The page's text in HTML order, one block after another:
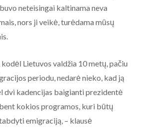
neteisingai kaltinama neva
nors ji veikė, turėdama mūsų
Lietuvos valdžia 10 metų, pačiu
periodu, nedarė nieko, kad ją
dvi kadencijas baigianti prezidentė
kokios programos, kuri būtų
emigraciją, – klausė